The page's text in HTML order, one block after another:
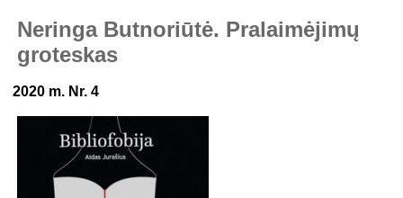
Neringa Butnoriūtė. Pralaimėjimų
groteskas
2020 m. Nr. 4